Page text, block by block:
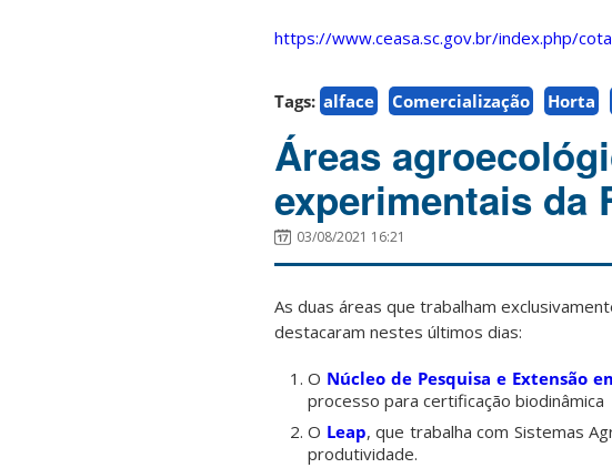
https://www.ceasa.sc.gov.br/index.php/
Tags: alface Comercialização Horta
Áreas
experimentais da
03/08/2021 16:21
As duas áreas que trabalham
destacaram nestes últimos dias:
O Núcleo de Pesquisa e Extensão
processo para certificação biodinâmica
O Leap, que trabalha com Sistemas
produtividade.